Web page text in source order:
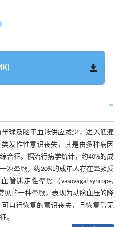
球及脑干血液供应减少，进入低灌
发作性意识丧失，其是由多种病因
合征。据流行病学统计，约40%的成
次晕厥，约20%的成年人存在晕厥反
管迷走性晕厥（vasovagal syncope,
见的一种晕厥，表现为动脉血压的降
自行恢复的意识丧失，且恢复后无
。